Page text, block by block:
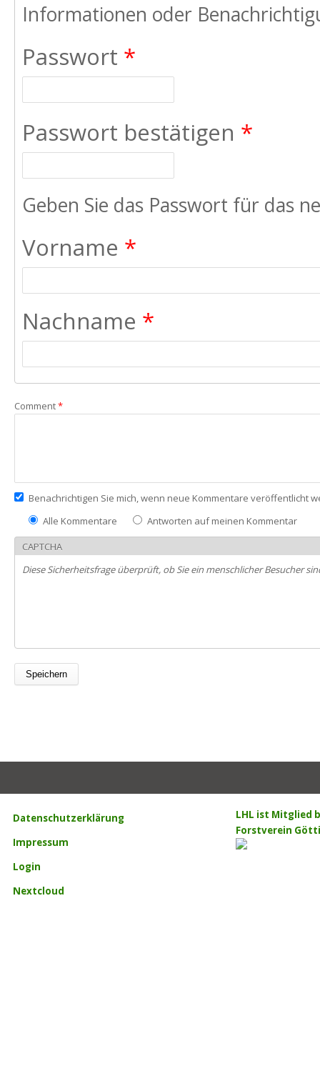
Informationen oder
Passwort *
Passwort bestätigen *
Geben Sie das Passwort für das
Vorname *
Nachname *
Comment*
Benachrichtigen Sie mich, wenn neue Kommentare veröffentlicht
Alle Kommentare
Antworten auf meinen Kommentar
CAPTCHA
Diese Sicherheitsfrage überprüft, ob Sie ein menschlicher Besucher
Datenschutzerklärung
Impressum
Login
Nextcloud
LHL ist Mitglied
Forstverein